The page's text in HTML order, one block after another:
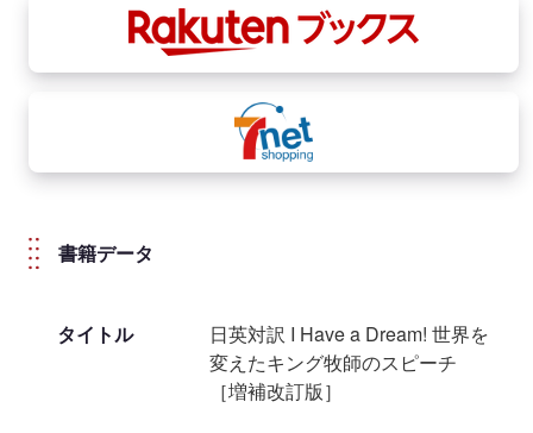
書籍データ
タイトル
日英対訳 I Have a Dream! 世界を
変えたキング牧師のスピーチ
［増補改訂版］